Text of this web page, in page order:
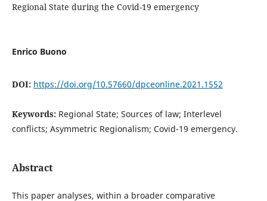
Regional State during the Covid-19 emergency
Enrico Buono
DOI: https://doi.org/10.57660/dpceonline.2021.1552
Keywords: Regional State; Sources of law; Interlevel
conflicts; Asymmetric Regionalism; Covid-19 emergency.
Abstract
This paper analyses, within a broader comparative